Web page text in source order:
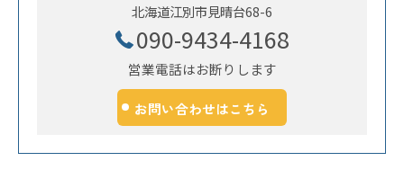
北海道江別市見晴台68-6
090-9434-4168
営業電話はお断りします
お問い合わせはこちら